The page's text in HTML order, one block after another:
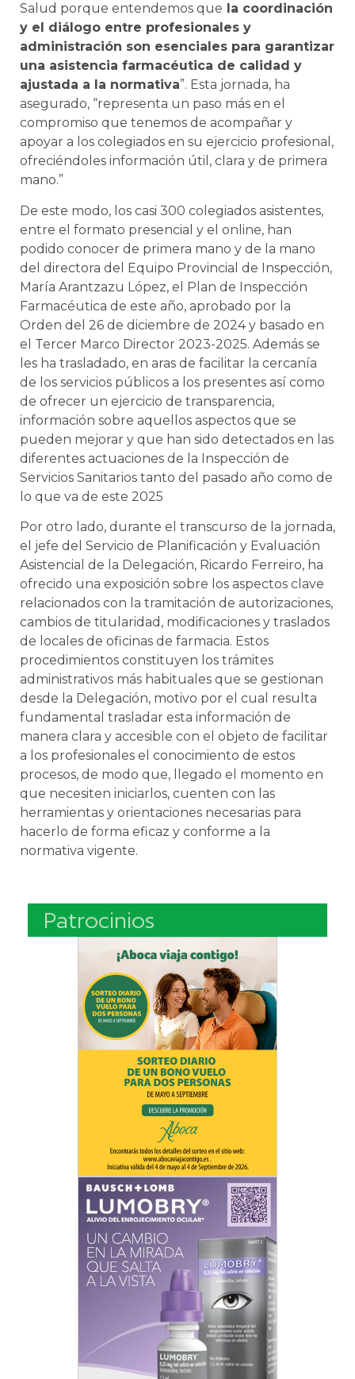
Salud porque entendemos que la coordinación
y el diálogo entre profesionales y
administración son esenciales para garantizar
una asistencia farmacéutica de calidad y
ajustada a la normativa”. Esta jornada, ha
asegurado, “representa un paso más en el
compromiso que tenemos de acompañar y
apoyar a los colegiados en su ejercicio profesional,
ofreciéndoles información útil, clara y de primera
mano.”
De este modo, los casi 300 colegiados asistentes,
entre el formato presencial y el online, han
podido conocer de primera mano y de la mano
del directora del Equipo Provincial de Inspección,
María Arantzazu López, el Plan de Inspección
Farmacéutica de este año, aprobado por la
Orden del 26 de diciembre de 2024 y basado en
el Tercer Marco Director 2023-2025. Además se
les ha trasladado, en aras de facilitar la cercanía
de los servicios públicos a los presentes así como
de ofrecer un ejercicio de transparencia,
información sobre aquellos aspectos que se
pueden mejorar y que han sido detectados en las
diferentes actuaciones de la Inspección de
Servicios Sanitarios tanto del pasado año como de
lo que va de este 2025
Por otro lado, durante el transcurso de la jornada,
el jefe del Servicio de Planificación y Evaluación
Asistencial de la Delegación, Ricardo Ferreiro, ha
ofrecido una exposición sobre los aspectos clave
relacionados con la tramitación de autorizaciones,
cambios de titularidad, modificaciones y traslados
de locales de oficinas de farmacia. Estos
procedimientos constituyen los trámites
administrativos más habituales que se gestionan
desde la Delegación, motivo por el cual resulta
fundamental trasladar esta información de
manera clara y accesible con el objeto de facilitar
a los profesionales el conocimiento de estos
procesos, de modo que, llegado el momento en
que necesiten iniciarlos, cuenten con las
herramientas y orientaciones necesarias para
hacerlo de forma eficaz y conforme a la
normativa vigente.
Patrocinios